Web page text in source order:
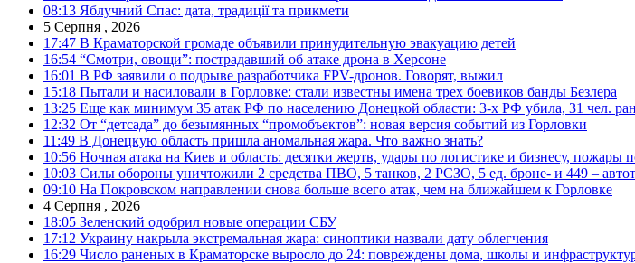
08:13 Яблучний Спас: дата, традиції та прикмети
5 Серпня , 2026
17:47 В Краматорской громаде объявили принудительную эвакуацию детей
16:54 “Смотри, овощи”: пострадавший об атаке дрона в Херсоне
16:01 В РФ заявили о подрыве разработчика FPV-дронов. Говорят, выжил
15:18 Пытали и насиловали в Горловке: стали известны имена трех боевиков банды Безлера
13:25 Еще как минимум 35 атак РФ по населению Донецкой области: 3-х РФ убила, 31 чел.
12:32 От “детсада” до безымянных “промобъектов”: новая версия событий из Горловки
11:49 В Донецкую область пришла аномальная жара. Что важно знать?
10:56 Ночная атака на Киев и область: десятки жертв, удары по логистике и бизнесу, пожары
10:03 Силы обороны уничтожили 2 средства ПВО, 5 танков, 2 РСЗО, 5 ед. броне- и 449 –
09:10 На Покровском направлении снова больше всего атак, чем на ближайшем к Горловке
4 Серпня , 2026
18:05 Зеленский одобрил новые операции СБУ
17:12 Украину накрыла экстремальная жара: синоптики назвали дату облегчения
16:29 Число раненых в Краматорске выросло до 24: повреждены дома, школы и